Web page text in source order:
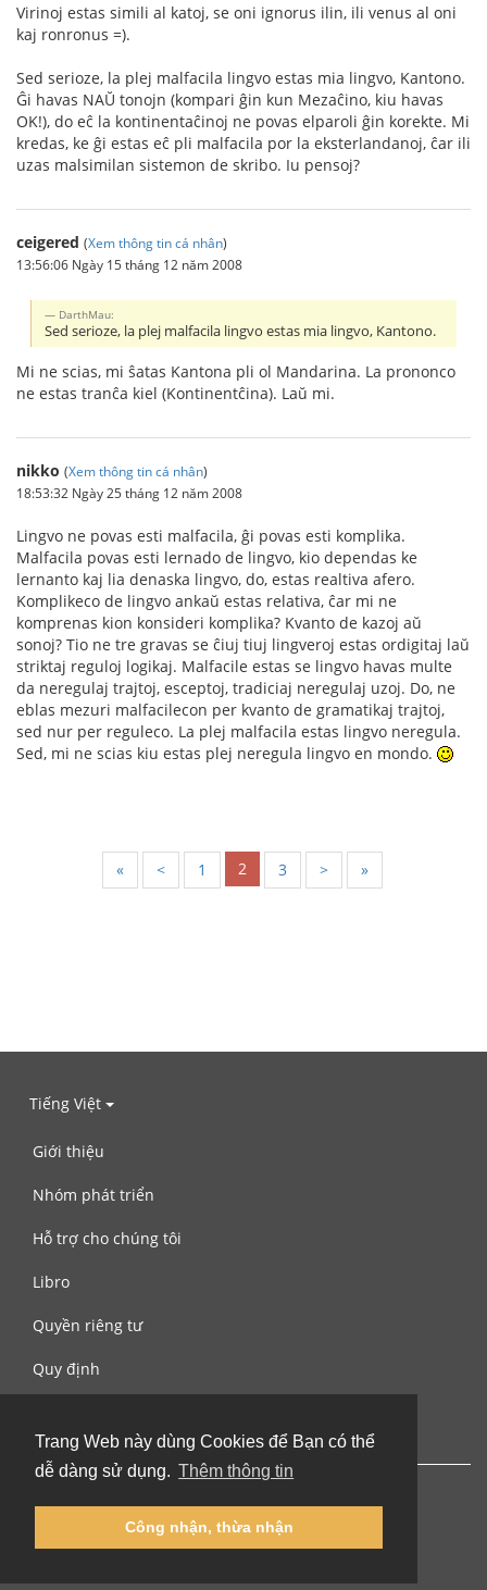
Trang Web này dùng Cookies để Bạn có thể
dễ dàng sử dụng. Thêm thông tin
Công nhận, thừa nhận
Virinoj estas simili al katoj, se oni ignorus ilin, ili venus al oni
kaj ronronus =).
Sed serioze, la plej malfacila lingvo estas mia lingvo, Kantono.
Ĝi havas NAŬ tonojn (kompari ĝin kun Mezaĉino, kiu havas
OK!), do eĉ la kontinentaĉinoj ne povas elparoli ĝin korekte. Mi
kredas, ke ĝi estas eĉ pli malfacila por la eksterlandanoj, ĉar ili
uzas malsimilan sistemon de skribo. Iu pensoj?
ceigered (Xem thông tin cá nhân)
13:56:06 Ngày 15 tháng 12 năm 2008
DarthMau:
Sed serioze, la plej malfacila lingvo estas mia lingvo, Kantono.
Mi ne scias, mi ŝatas Kantona pli ol Mandarina. La prononco
ne estas tranĉa kiel (Kontinentĉina). Laŭ mi.
nikko (Xem thông tin cá nhân)
18:53:32 Ngày 25 tháng 12 năm 2008
Lingvo ne povas esti malfacila, ĝi povas esti komplika.
Malfacila povas esti lernado de lingvo, kio dependas ke
lernanto kaj lia denaska lingvo, do, estas realtiva afero.
Komplikeco de lingvo ankaŭ estas relativa, ĉar mi ne
komprenas kion konsideri komplika? Kvanto de kazoj aŭ
sonoj? Tio ne tre gravas se ĉiuj tiuj lingveroj estas ordigitaj laŭ
striktaj reguloj logikaj. Malfacile estas se lingvo havas multe
da neregulaj trajtoj, esceptoj, tradiciaj neregulaj uzoj. Do, ne
eblas mezuri malfacilecon per kvanto de gramatikaj trajtoj,
sed nur per reguleco. La plej malfacila estas lingvo neregula.
Sed, mi ne scias kiu estas plej neregula lingvo en mondo.
« < 1 2 3 > »
Tiếng Việt
Giới thiệu
Nhóm phát triển
Hỗ trợ cho chúng tôi
Libro
Quyền riêng tư
Quy định
© 2002-2026 lernu.net |Impressum